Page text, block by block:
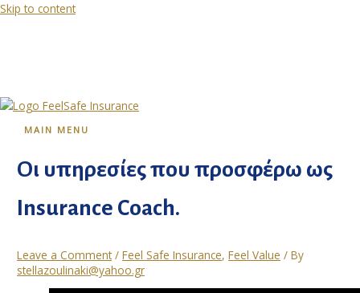
Skip to content
MAIN MENU
Οι υπηρεσίες που προσφέρω ως
Insurance Coach.
Leave a Comment /Feel Safe Insurance,Feel Value / By
stellazoulinaki@yahoo.gr